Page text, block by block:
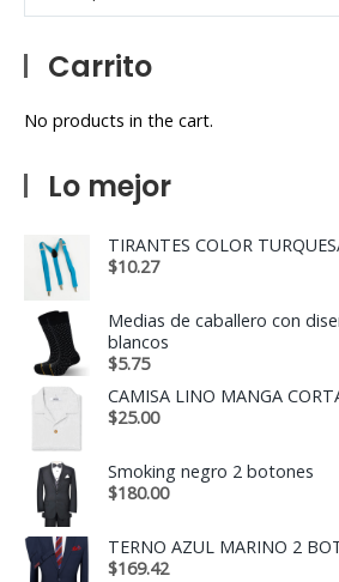
Carrito
No products in the cart.
Lo mejor
TIRANTES COLOR
$10.27
Medias de caballero con
blancos
$5.75
CAMISA LINO MANGA
$25.00
Smoking negro 2 botones
$180.00
TERNO AZUL MARINO 2
$169.42